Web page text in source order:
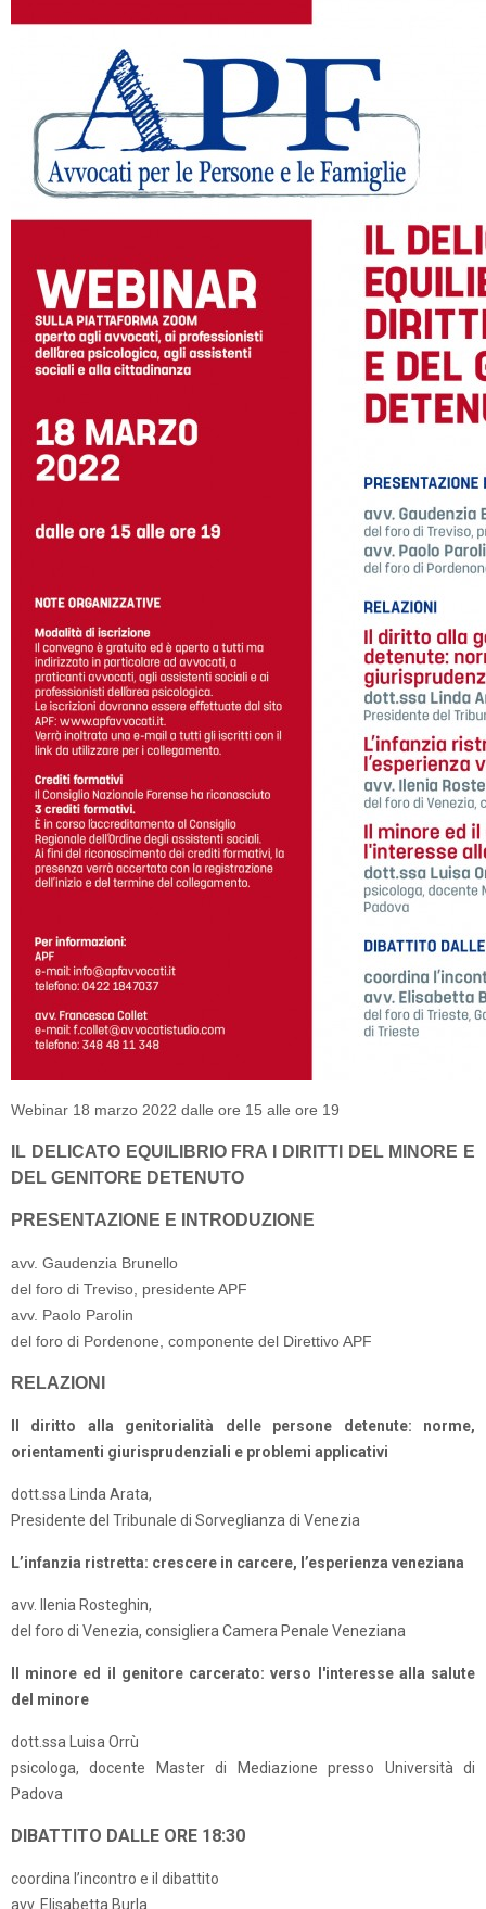
Webinar 18 marzo 2022 dalle ore 15 alle ore 19
IL DELICATO EQUILIBRIO FRA I DIRITTI DEL MINORE E
DEL GENITORE DETENUTO
PRESENTAZIONE E INTRODUZIONE
avv. Gaudenzia Brunello
del foro di Treviso, presidente APF
avv. Paolo Parolin
del foro di Pordenone, componente del Direttivo APF
RELAZIONI
Il diritto alla genitorialità delle persone detenute: norme,
orientamenti giurisprudenziali e problemi applicativi
dott.ssa Linda Arata,
Presidente del Tribunale di Sorveglianza di Venezia
L’infanzia ristretta: crescere in carcere, l’esperienza veneziana
avv. Ilenia Rosteghin,
del foro di Venezia, consigliera Camera Penale Veneziana
Il minore ed il genitore carcerato: verso l'interesse alla salute
del minore
dott.ssa Luisa Orrù
psicologa, docente Master di Mediazione presso Università di
Padova
DIBATTITO DALLE ORE 18:30
coordina l’incontro e il dibattito
avv. Elisabetta Burla